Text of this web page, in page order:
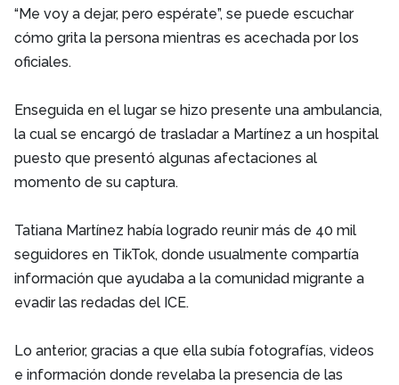
“Me voy a dejar, pero espérate”, se puede escuchar
cómo grita la persona mientras es acechada por los
oficiales.
Enseguida en el lugar se hizo presente una ambulancia,
la cual se encargó de trasladar a Martínez a un hospital
puesto que presentó algunas afectaciones al
momento de su captura.
Tatiana Martínez había logrado reunir más de 40 mil
seguidores en TikTok, donde usualmente compartía
información que ayudaba a la comunidad migrante a
evadir las redadas del ICE.
Lo anterior, gracias a que ella subía fotografías, videos
e información donde revelaba la presencia de las